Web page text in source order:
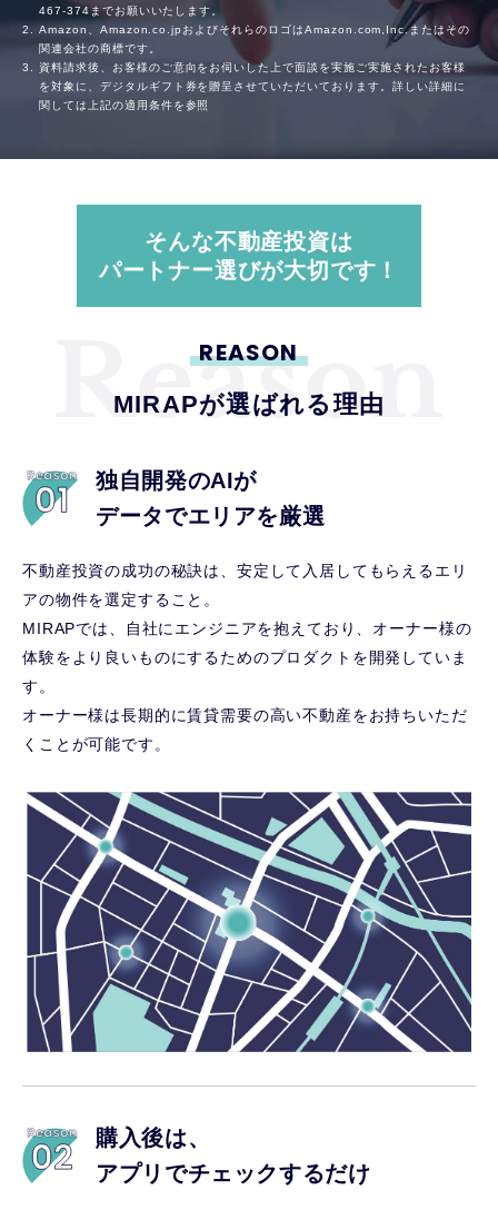
467-374までお願いいたします。
Amazon、Amazon.co.jpおよびそれらのロゴはAmazon.com,Inc.またはその
関連会社の商標です。
資料請求後、お客様のご意向をお伺いした上で面談を実施ご実施されたお客様
を対象に、デジタルギフト券を贈呈させていただいております。詳しい詳細に
関しては上記の適用条件を参照
そんな不動産投資は
パートナー選びが大切です！
REASON
MIRAPが選ばれる理由
独自開発のAIが
データでエリアを厳選
不動産投資の成功の秘訣は、安定して入居してもらえるエリ
アの物件を選定すること。
MIRAPでは、自社にエンジニアを抱えており、オーナー様の
体験をより良いものにするためのプロダクトを開発していま
す。
オーナー様は長期的に賃貸需要の高い不動産をお持ちいただ
くことが可能です。
購入後は、
アプリでチェックするだけ